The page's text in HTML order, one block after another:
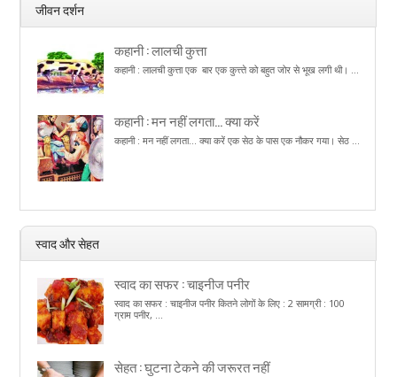
जीवन दर्शन
कहानी : लालची कुत्ता
कहानी : लालची कुत्ता एक बार एक कुत्त्ते को बहुत जोर से भूख लगी थी। ...
कहानी : मन नहीं लगता… क्या करें
कहानी : मन नहीं लगता... क्या करें एक सेठ के पास एक नौकर गया। सेठ ...
स्वाद और सेहत
स्वाद का सफर : चाइनीज पनीर
स्वाद का सफर : चाइनीज पनीर कितने लोगों के लिए : 2 सामग्री : 100
ग्राम पनीर, ...
सेहत : घुटना टेकने की जरूरत नहीं